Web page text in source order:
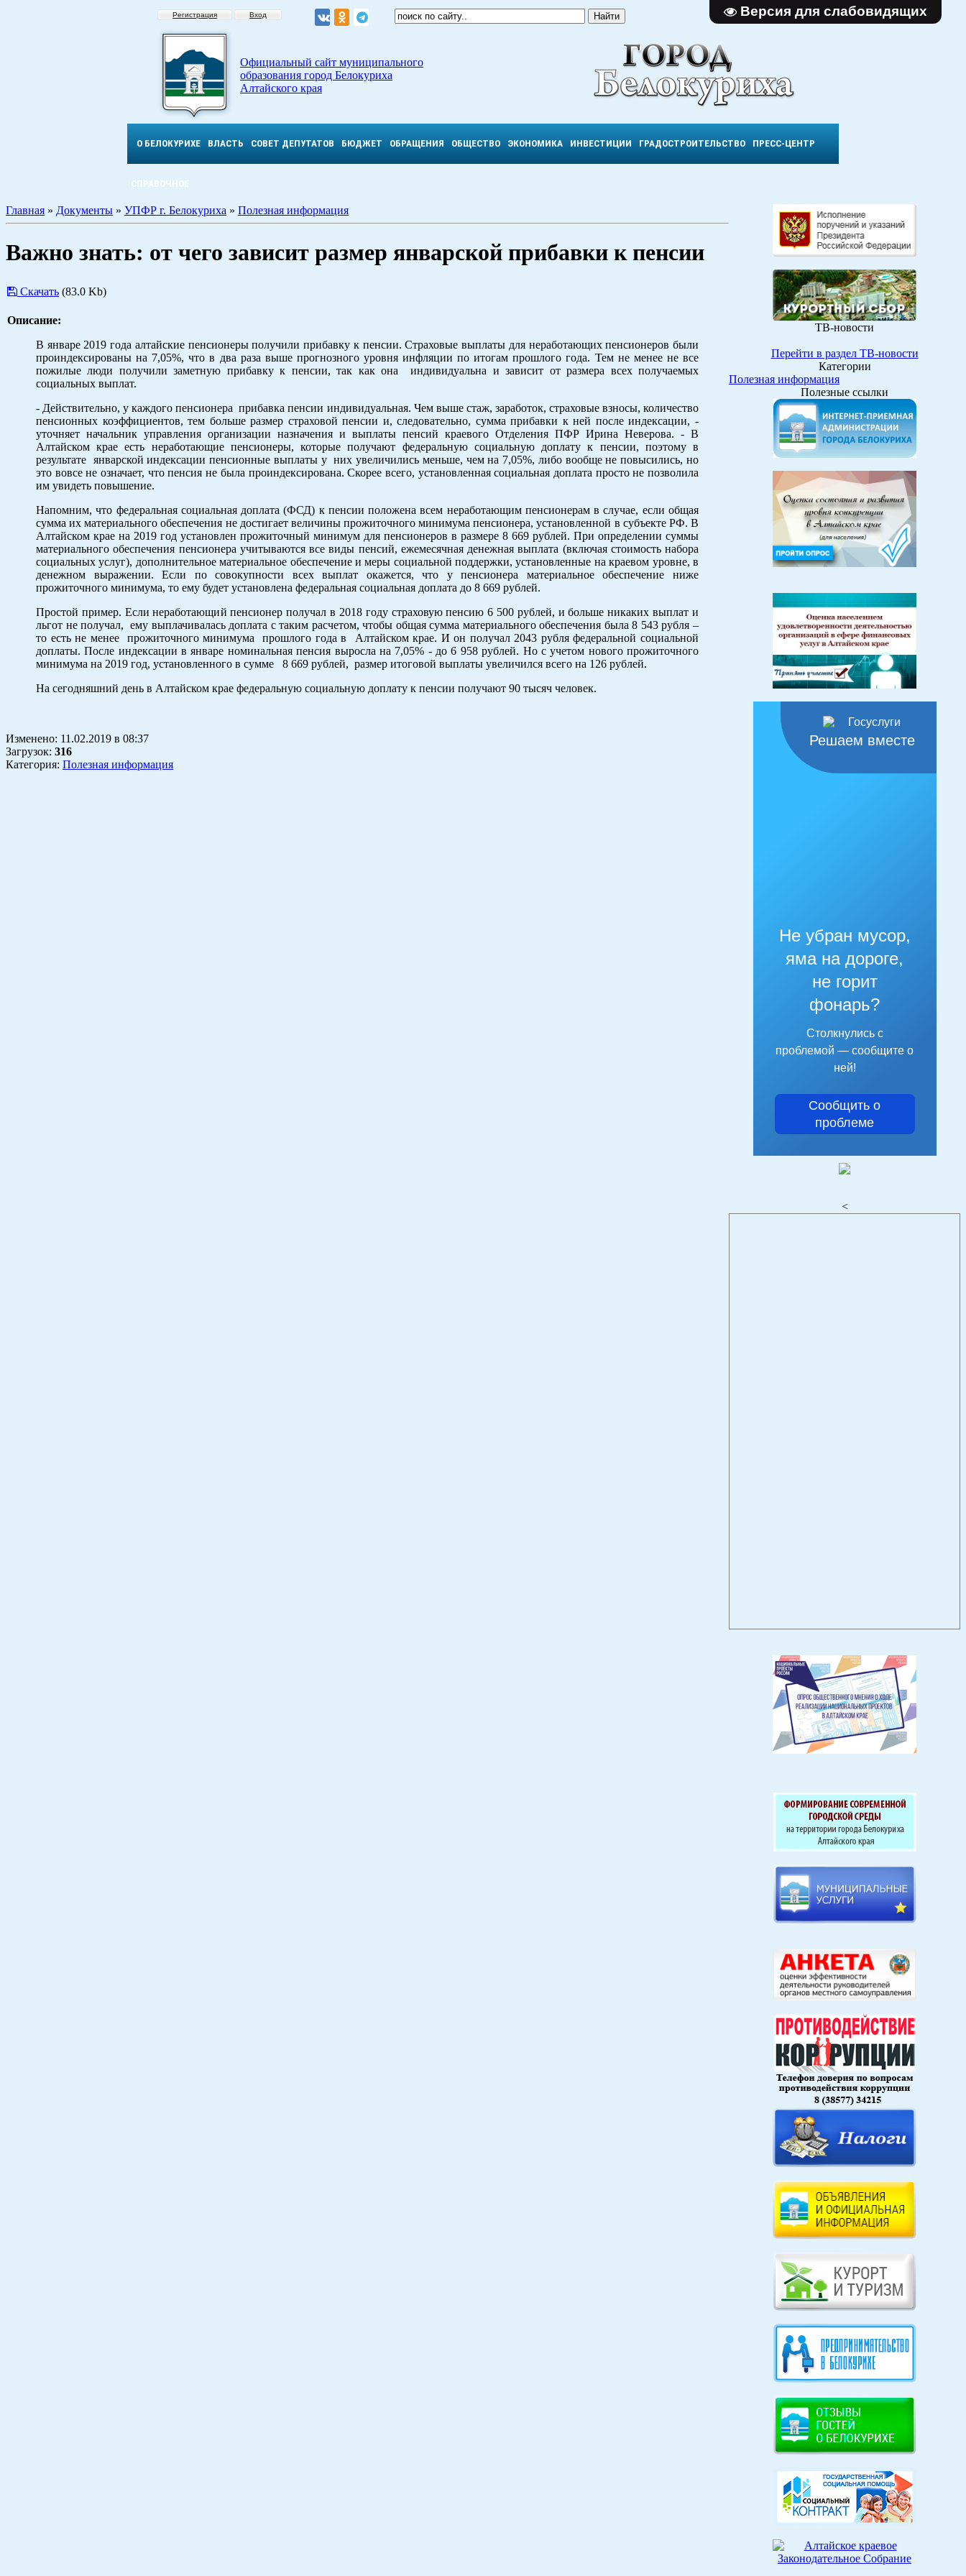
Версия для слабовидящих
Регистрация Вход
Официальный сайт муниципального
образования город Белокуриха
Алтайского края
О БЕЛОКУРИХЕ ВЛАСТЬ СОВЕТ ДЕПУТАТОВ БЮДЖЕТ ОБРАЩЕНИЯ ОБЩЕСТВО ЭКОНОМИКА ИНВЕСТИЦИИ ГРАДОСТРОИТЕЛЬСТВО ПРЕСС-ЦЕНТР
СПРАВОЧНОЕ
Главная » Документы » УПФР г. Белокуриха » Полезная информация
Важно знать: от чего зависит размер январской прибавки к пенсии
Скачать (83.0 Kb)
Описание:
В январе 2019 года алтайские пенсионеры получили прибавку к пенсии. Страховые выплаты для неработающих пенсионеров были
проиндексированы на 7,05%, что в два раза выше прогнозного уровня инфляции по итогам прошлого года. Тем не менее не все
пожилые люди получили заметную прибавку к пенсии, так как она индивидуальна и зависит от размера всех получаемых
социальных выплат.
- Действительно, у каждого пенсионера прибавка пенсии индивидуальная. Чем выше стаж, заработок, страховые взносы, количество
пенсионных коэффициентов, тем больше размер страховой пенсии и, следовательно, сумма прибавки к ней после индексации, -
уточняет начальник управления организации назначения и выплаты пенсий краевого Отделения ПФР Ирина Неверова. - В
Алтайском крае есть неработающие пенсионеры, которые получают федеральную социальную доплату к пенсии, поэтому в
результате январской индексации пенсионные выплаты у них увеличились меньше, чем на 7,05%, либо вообще не повысились, но
это вовсе не означает, что пенсия не была проиндексирована. Скорее всего, установленная социальная доплата просто не позволила
им увидеть повышение.
Напомним, что федеральная социальная доплата (ФСД) к пенсии положена всем неработающим пенсионерам в случае, если общая
сумма их материального обеспечения не достигает величины прожиточного минимума пенсионера, установленной в субъекте РФ. В
Алтайском крае на 2019 год установлен прожиточный минимум для пенсионеров в размере 8 669 рублей. При определении суммы
материального обеспечения пенсионера учитываются все виды пенсий, ежемесячная денежная выплата (включая стоимость набора
социальных услуг), дополнительное материальное обеспечение и меры социальной поддержки, установленные на краевом уровне, в
денежном выражении. Если по совокупности всех выплат окажется, что у пенсионера материальное обеспечение ниже
прожиточного минимума, то ему будет установлена федеральная социальная доплата до 8 669 рублей.
Простой пример. Если неработающий пенсионер получал в 2018 году страховую пенсию 6 500 рублей, и больше никаких выплат и
льгот не получал, ему выплачивалась доплата с таким расчетом, чтобы общая сумма материального обеспечения была 8 543 рубля –
то есть не менее прожиточного минимума прошлого года в Алтайском крае. И он получал 2043 рубля федеральной социальной
доплаты. После индексации в январе номинальная пенсия выросла на 7,05% - до 6 958 рублей. Но с учетом нового прожиточного
минимума на 2019 год, установленного в сумме 8 669 рублей, размер итоговой выплаты увеличился всего на 126 рублей.
На сегодняшний день в Алтайском крае федеральную социальную доплату к пенсии получают 90 тысяч человек.
Изменено: 11.02.2019 в 08:37
Загрузок: 316
Категория: Полезная информация
ТВ-новости
Перейти в раздел ТВ-новости
Категории
Полезная информация
Полезные ссылки
Решаем вместе
Не убран мусор,
яма на дороге,
не горит
фонарь?
Столкнулись с
проблемой — сообщите о
ней!
Сообщить о
проблеме
<